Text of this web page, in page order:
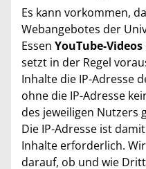
Es kann vorkommen,
Webangebotes der
Essen YouTube-Videos
setzt in der Regel
Inhalte die IP-Adresse
ohne die IP-Adresse
des jeweiligen Nutzers
Die IP-Adresse ist
Inhalte erforderlich.
darauf, ob und wie